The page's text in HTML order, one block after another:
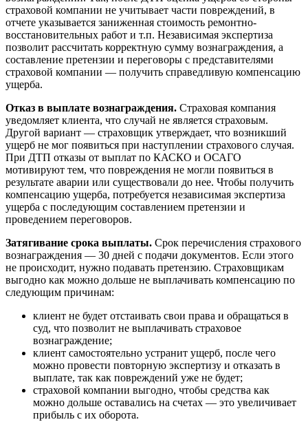
страховой компании не учитывает части повреждений, в
отчете указывается заниженная стоимость ремонтно-
восстановительных работ и т.п. Независимая экспертиза
позволит рассчитать корректную сумму вознаграждения, а
составление претензии и переговоры с представителями
страховой компании — получить справедливую компенсацию
ущерба.
Отказ в выплате вознаграждения. Страховая компания
уведомляет клиента, что случай не является страховым.
Другой вариант — страховщик утверждает, что возникший
ущерб не мог появиться при наступлении страхового случая.
При ДТП отказы от выплат по КАСКО и ОСАГО
мотивируют тем, что повреждения не могли появиться в
результате аварии или существовали до нее. Чтобы получить
компенсацию ущерба, потребуется независимая экспертиза
ущерба с последующим составлением претензии и
проведением переговоров.
Затягивание срока выплаты. Срок перечисления страхового
вознаграждения — 30 дней с подачи документов. Если этого
не происходит, нужно подавать претензию. Страховщикам
выгодно как можно дольше не выплачивать компенсацию по
следующим причинам:
клиент не будет отстаивать свои права и обращаться в
суд, что позволит не выплачивать страховое
вознаграждение;
клиент самостоятельно устранит ущерб, после чего
можно провести повторную экспертизу и отказать в
выплате, так как повреждений уже не будет;
страховой компании выгодно, чтобы средства как
можно дольше оставались на счетах — это увеличивает
прибыль с их оборота.